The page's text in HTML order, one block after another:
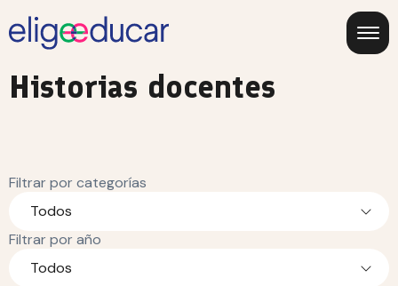
Historias docentes
Filtrar por categorías
Todos
Filtrar por año
Todos